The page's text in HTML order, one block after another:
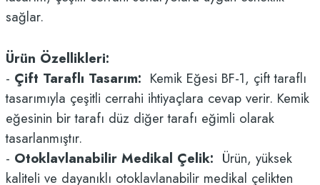
sağlar.
Ürün Özellikleri:
- Çift Taraflı Tasarım: Kemik Eğesi BF-1, çift taraflı
tasarımıyla çeşitli cerrahi ihtiyaçlara cevap verir. Kemik
eğesinin bir tarafı düz diğer tarafı eğimli olarak
tasarlanmıştır.
- Otoklavlanabilir Medikal Çelik: Ürün, yüksek
kaliteli ve dayanıklı otoklavlanabilir medikal çelikten